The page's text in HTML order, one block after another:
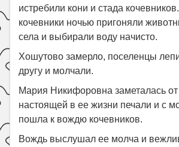
истребили кони и стада
кочевники ночью пригоняли
села и выбирали воду начисто.
Хошутово замерло, поселенцы
другу и молчали.
Мария Никифоровна заметалась от
настоящей в ее жизни печали и с
пошла к вождю кочевников.
Вождь выслушал ее молча и